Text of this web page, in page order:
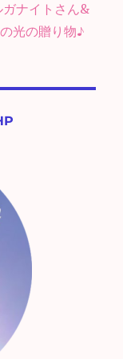
ガナイトさん&
光の贈り物♪